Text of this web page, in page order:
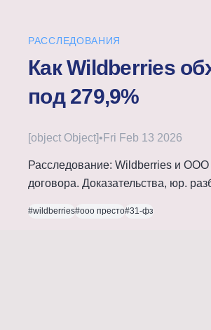
РАССЛЕДОВАНИЯ
Как Wildberries
под 279,9%
[object Object]• Fri Feb 13 2026
Расследование: Wildberries и
договора. Доказательства, юр.
#wildberries#ооо престо#31-фз